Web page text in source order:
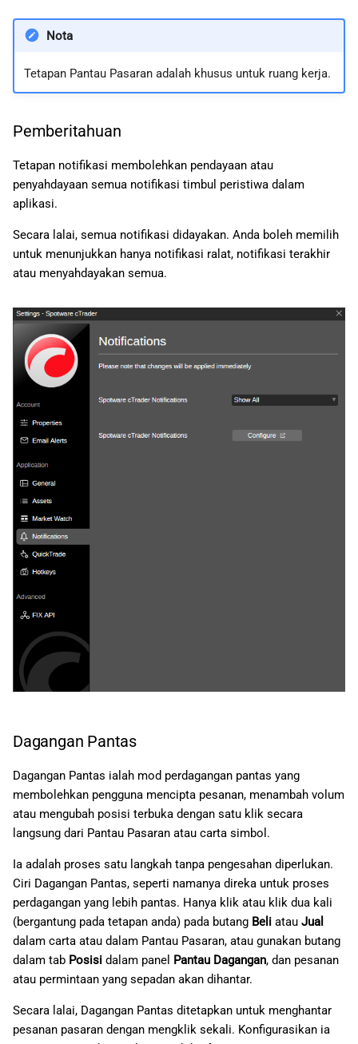
Nota
Tetapan Pantau Pasaran adalah khusus untuk ruang kerja.
Pemberitahuan
Tetapan notifikasi membolehkan pendayaan atau
penyahdayaan semua notifikasi timbul peristiwa dalam
aplikasi.
Secara lalai, semua notifikasi didayakan. Anda boleh memilih
untuk menunjukkan hanya notifikasi ralat, notifikasi terakhir
atau menyahdayakan semua.
Dagangan Pantas
Dagangan Pantas ialah mod perdagangan pantas yang
membolehkan pengguna mencipta pesanan, menambah volum
atau mengubah posisi terbuka dengan satu klik secara
langsung dari Pantau Pasaran atau carta simbol.
Ia adalah proses satu langkah tanpa pengesahan diperlukan.
Ciri Dagangan Pantas, seperti namanya direka untuk proses
perdagangan yang lebih pantas. Hanya klik atau klik dua kali
(bergantung pada tetapan anda) pada butang Beli atau Jual
dalam carta atau dalam Pantau Pasaran, atau gunakan butang
dalam tab Posisi dalam panel Pantau Dagangan, dan pesanan
atau permintaan yang sepadan akan dihantar.
Secara lalai, Dagangan Pantas ditetapkan untuk menghantar
pesanan pasaran dengan mengklik sekali. Konfigurasikan ia